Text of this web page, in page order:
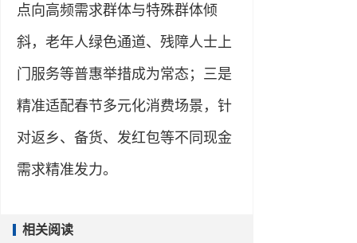
点向高频需求群体与特殊群体倾
斜，老年人绿色通道、残障人士上
门服务等普惠举措成为常态；三是
精准适配春节多元化消费场景，针
对返乡、备货、发红包等不同现金
需求精准发力。
相关阅读